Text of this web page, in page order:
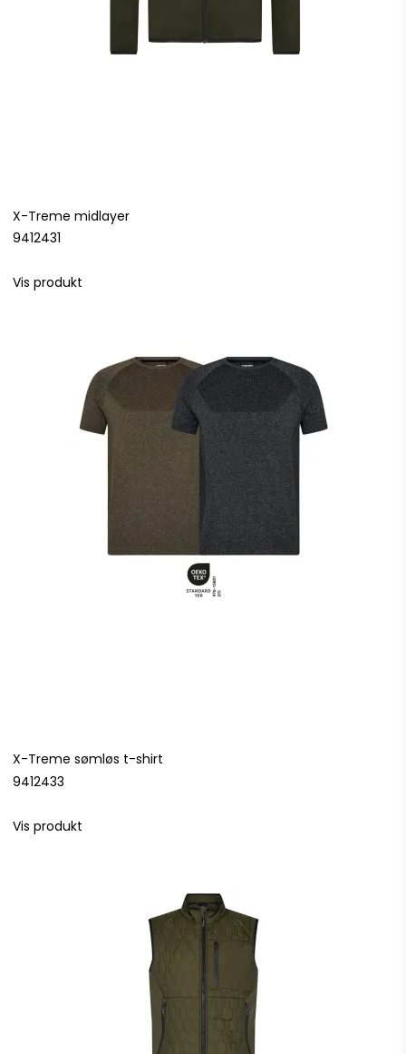
X-Treme midlayer
9412431
Vis produkt
X-Treme sømløs t-shirt
9412433
Vis produkt